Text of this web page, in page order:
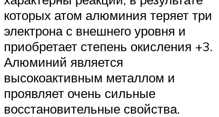
которых атом алюминия теряет три
электрона с внешнего уровня и
приобретает степень окисления +3.
Алюминий является
высокоактивным металлом и
проявляет очень сильные
восстановительные свойства.